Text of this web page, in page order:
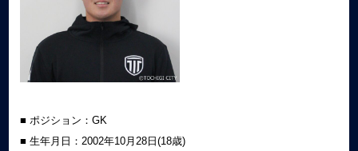
■ ポジション：GK
■ 生年月日：2002年10月28日(18歳)